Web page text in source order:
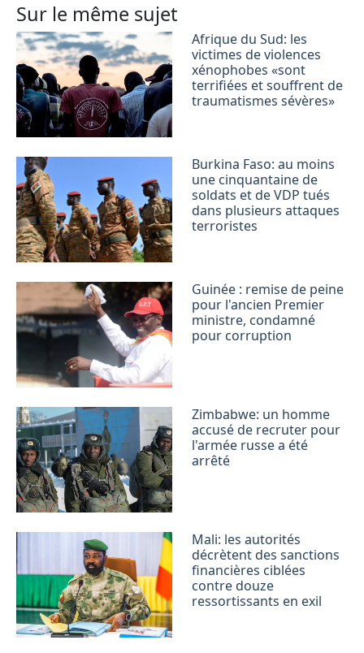
Sur le même sujet
Afrique du Sud: les
victimes de violences
xénophobes «sont
terrifiées et souffrent de
traumatismes sévères»
Burkina Faso: au moins
une cinquantaine de
soldats et de VDP tués
dans plusieurs attaques
terroristes
Guinée : remise de peine
pour l'ancien Premier
ministre, condamné
pour corruption
Zimbabwe: un homme
accusé de recruter pour
l'armée russe a été
arrêté
Mali: les autorités
décrètent des sanctions
financières ciblées
contre douze
ressortissants en exil